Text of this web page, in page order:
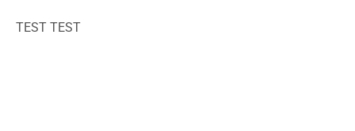
TEST TEST